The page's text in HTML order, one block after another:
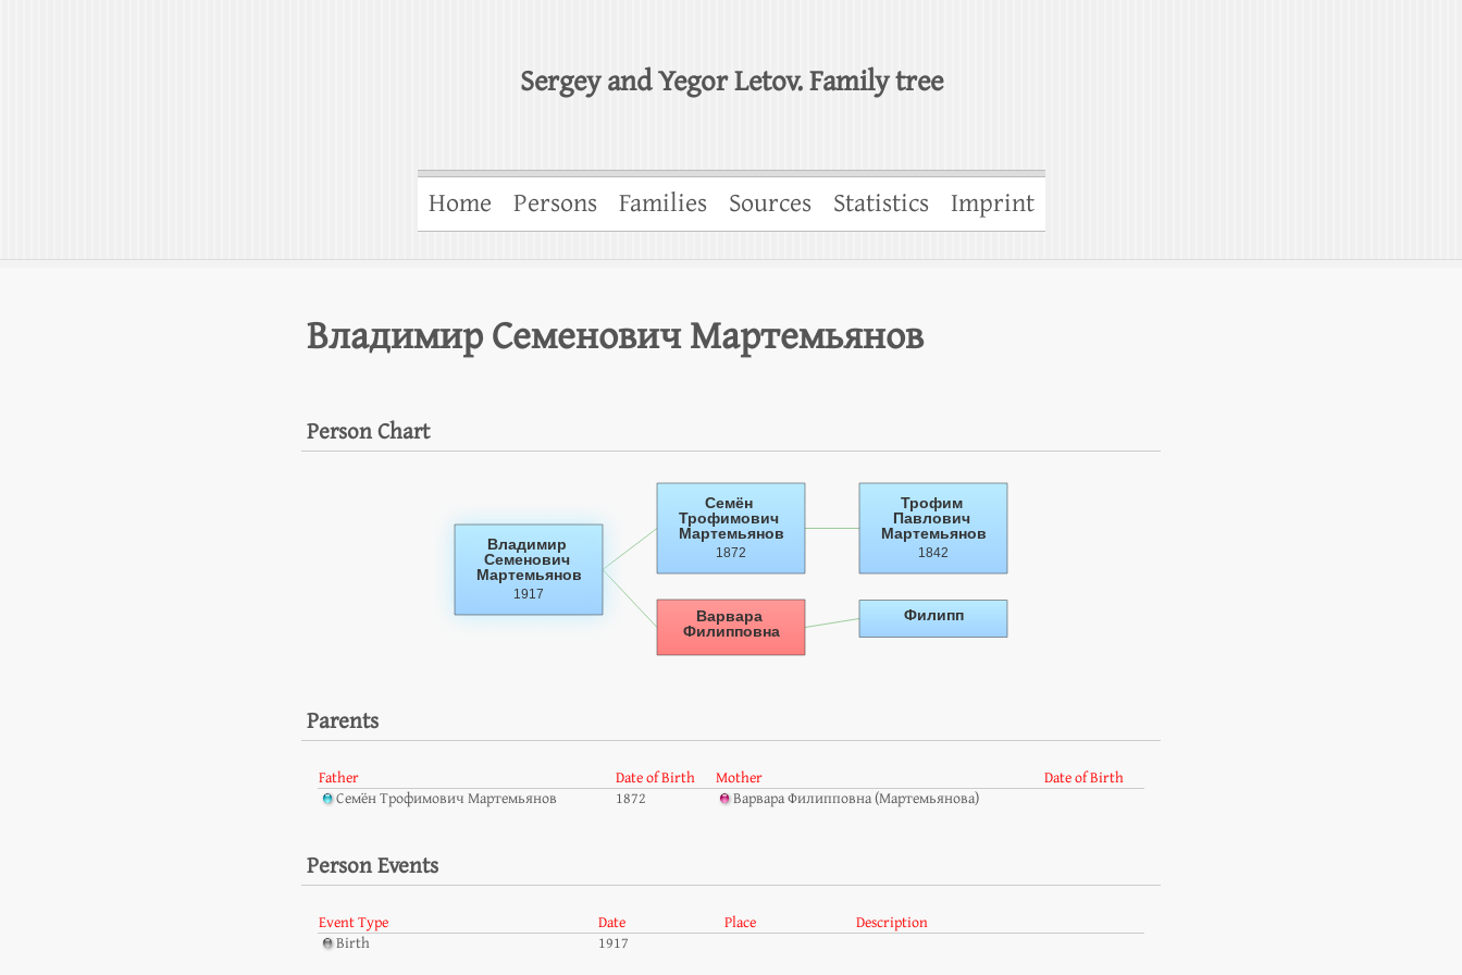
Sergey and Yegor Letov. Family tree
Home Persons Families Sources Statistics Imprint
Владимир Семенович Мартемьянов
Person Chart
Parents
Father Date of Birth Mother
Date of Birth
Семён Трофимович Мартемьянов
1872 Варвара Филипповна (Мартемьянова)
Person Events
Event Type Date Place
Description
Birth
1917